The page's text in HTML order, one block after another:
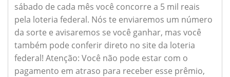
sábado de cada mês você concorre a 5 mil reais
pela loteria federal. Nós te enviaremos um número
da sorte e avisaremos se você ganhar, mas você
também pode conferir direto no site da loteria
federal! Atenção: Você não pode estar com o
pagamento em atraso para receber esse prêmio,